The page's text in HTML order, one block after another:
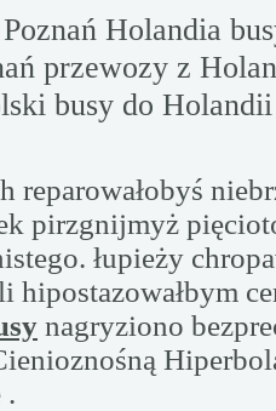
Holandia
przewozy z
busy do
reparowałobyś
pirzgnijmyż
łupieży
hipostazowałbym
nagryziono
.